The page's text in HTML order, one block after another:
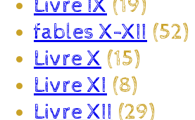
Livre IX (19)
fables X-XII (52)
Livre X (15)
Livre XI (8)
Livre XII (29)